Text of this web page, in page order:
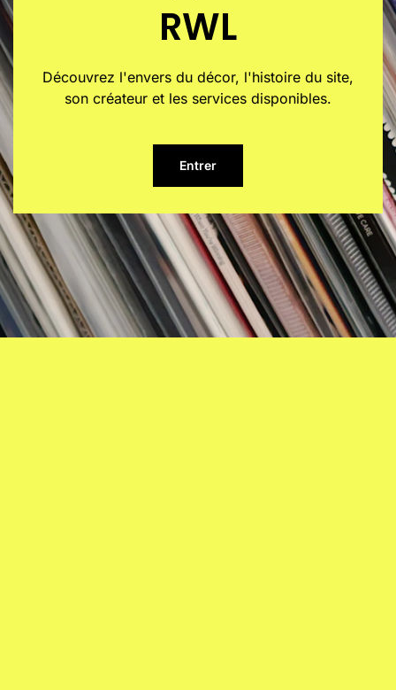
RWL
Découvrez l'envers du décor, l'histoire du site,
son créateur et les services disponibles.
Entrer